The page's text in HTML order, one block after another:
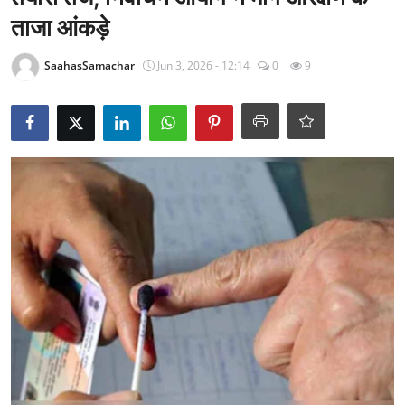
खेल
Epaper
धर्म
लाइफस्टाइल
टेक
ताजा आंकड़े
SaahasSamachar Jun 3, 2026 - 12:14 0 9